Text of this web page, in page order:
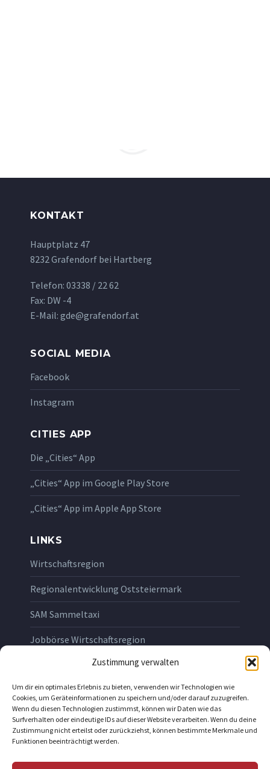
Zustimmung verwalten
Um dir ein optimales Erlebnis zu bieten, verwenden wir Technologien wie
Cookies, um Geräteinformationen zu speichern und/oder darauf zuzugreifen.
Wenn du diesen Technologien zustimmst, können wir Daten wie das
Surfverhalten oder eindeutige IDs auf dieser Website verarbeiten. Wenn du deine
Zustimmung nicht erteilst oder zurückziehst, können bestimmte Merkmale und
Funktionen beeinträchtigt werden.
KONTAKT
Hauptplatz 47
8232 Grafendorf bei Hartberg
Telefon: 03338 / 22 62
Fax: DW -4
E-Mail: gde@grafendorf.at
SOCIAL MEDIA
Facebook
Instagram
CITIES APP
Die „Cities“ App
„Cities“ App im Google Play Store
„Cities“ App im Apple App Store
LINKS
Wirtschaftsregion
Regionalentwicklung Oststeiermark
SAM Sammeltaxi
Jobbörse Wirtschaftsregion
Impressum
Datenschutzerklärung